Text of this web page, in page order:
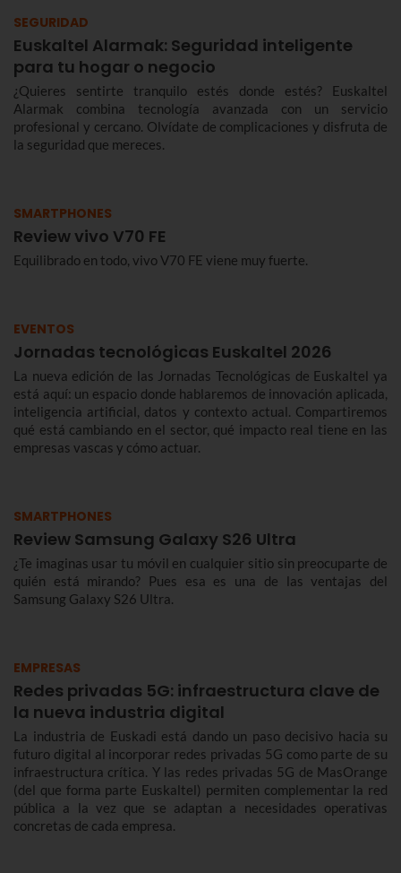
SEGURIDAD
Euskaltel Alarmak: Seguridad inteligente
para tu hogar o negocio
¿Quieres sentirte tranquilo estés donde estés? Euskaltel
Alarmak combina tecnología avanzada con un servicio
profesional y cercano. Olvídate de complicaciones y disfruta de
la seguridad que mereces.
SMARTPHONES
Review vivo V70 FE
Equilibrado en todo, vivo V70 FE viene muy fuerte.
EVENTOS
Jornadas tecnológicas Euskaltel 2026
La nueva edición de las Jornadas Tecnológicas de Euskaltel ya
está aquí: un espacio donde hablaremos de innovación aplicada,
inteligencia artificial, datos y contexto actual. Compartiremos
qué está cambiando en el sector, qué impacto real tiene en las
empresas vascas y cómo actuar.
SMARTPHONES
Review Samsung Galaxy S26 Ultra
¿Te imaginas usar tu móvil en cualquier sitio sin preocuparte de
quién está mirando? Pues esa es una de las ventajas del
Samsung Galaxy S26 Ultra.
EMPRESAS
Redes privadas 5G: infraestructura clave de
la nueva industria digital
La industria de Euskadi está dando un paso decisivo hacia su
futuro digital al incorporar redes privadas 5G como parte de su
infraestructura crítica. Y las redes privadas 5G de MasOrange
(del que forma parte Euskaltel) permiten complementar la red
pública a la vez que se adaptan a necesidades operativas
concretas de cada empresa.